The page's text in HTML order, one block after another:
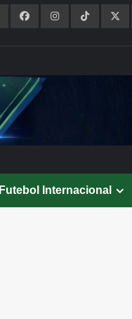
Futebol Internacional